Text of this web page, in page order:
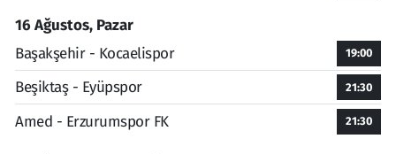
16 Ağustos, Pazar
Başakşehir - Kocaelispor
19:00
Beşiktaş - Eyüpspor 21:30
Amed - Erzurumspor FK 21:30